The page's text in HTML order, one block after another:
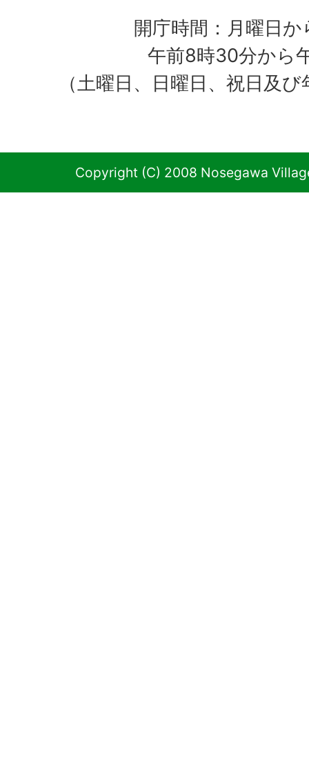
開庁時間：月曜日か
午前8時30分から
（土曜日、日曜日、祝日及
Copyright (C) 2008 Nosegawa